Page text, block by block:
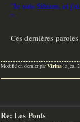
"Je suis Sihtam, et
"
Ces dernières
Modifié en dernier parVirinale jeu.
Re: Les Ponts